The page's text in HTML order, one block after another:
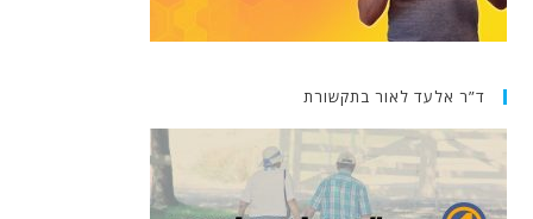
ד”ר אלעד לאור בתקשורת